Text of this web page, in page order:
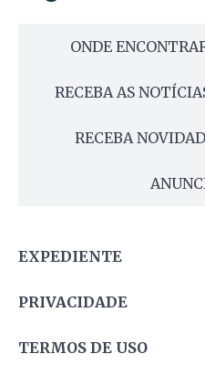
ONDE
RECEBA AS
RECEBA
EXPEDIENTE
PRIVACIDADE
TERMOS DE USO